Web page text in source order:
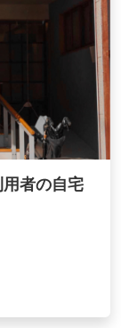
者の自宅